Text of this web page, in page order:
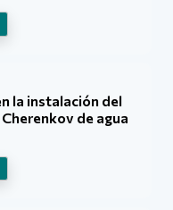
la instalación del
de agua